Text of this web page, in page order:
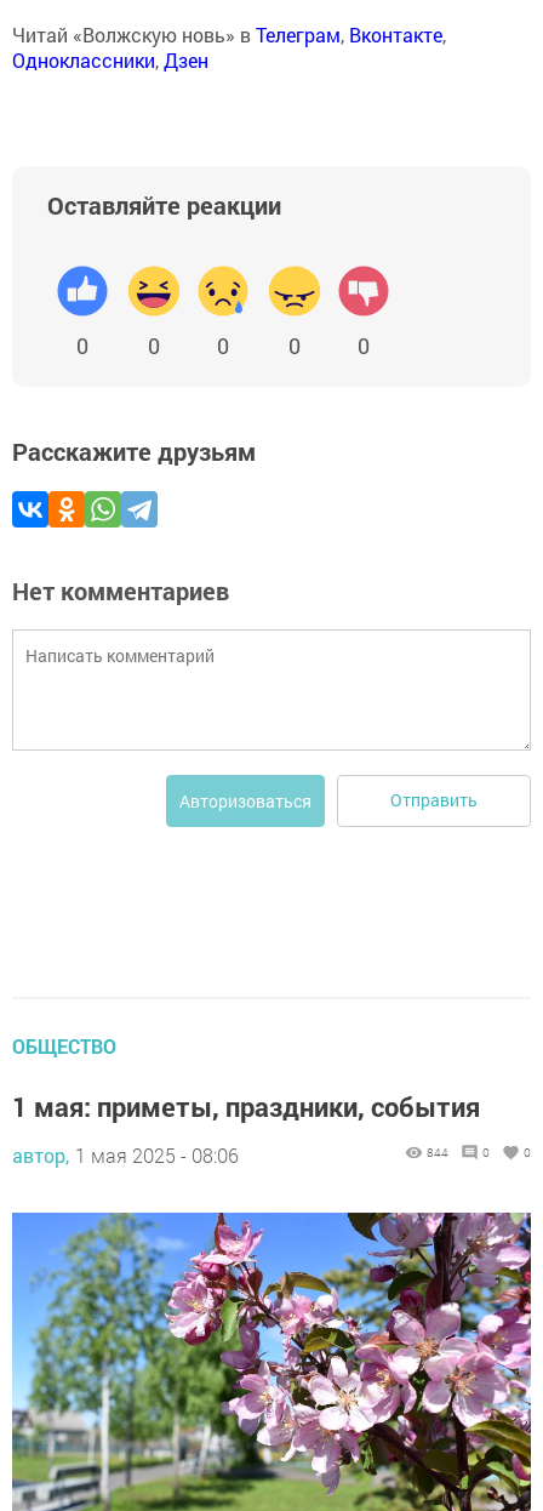
Читай «Волжскую новь» вТелеграм, Вконтакте,
Одноклассники,Дзен
Оставляйте реакции
0 0 0 0 0
Расскажите друзьям
Нет комментариев
Авторизоваться Отправить
ОБЩЕСТВО
1 мая: приметы, праздники, события
автор, 1 мая 2025 - 08:06 844 0 0